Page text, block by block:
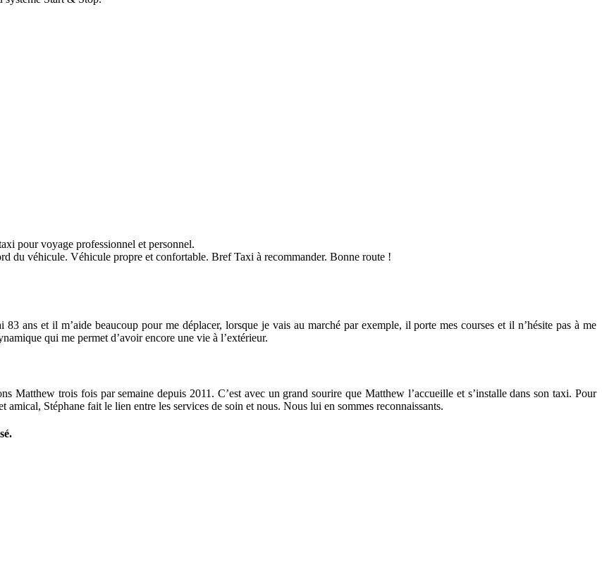
pour voyage professionnel et personnel.
du véhicule. Véhicule propre et confortable. Bref Taxi à recommander. Bonne route !
83 ans et il m’aide beaucoup pour me déplacer, lorsque je vais au marché par exemple, il porte mes courses et il n’hésite pas à me
qui me permet d’avoir encore une vie à l’extérieur.
Matthew trois fois par semaine depuis 2011. C’est avec un grand sourire que Matthew l’accueille et s’installe dans son taxi. Pour
Stéphane fait le lien entre les services de soin et nous. Nous lui en sommes reconnaissants.